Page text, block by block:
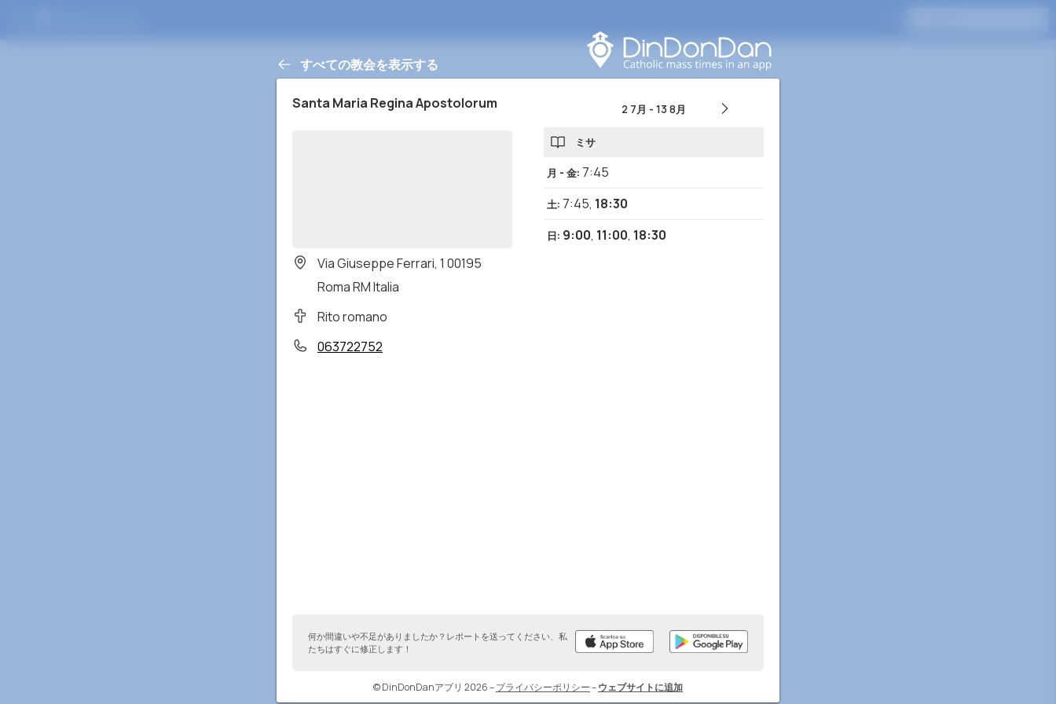
すべての教会を表示する
Santa Maria Regina Apostolorum
Via Giuseppe Ferrari, 1 00195
Roma RM Italia
Rito romano
063722752
2 7月 - 13 8月
ミサ
月 - 金: 7:45
土: 7:45, 18:30
日: 9:00, 11:00, 18:30
何か間違いや不足がありましたか？レポートを送ってください、私
たちはすぐに修正します！
© DinDonDanアプリ 2026–プライバシーポリシー–ウェブサイトに追加